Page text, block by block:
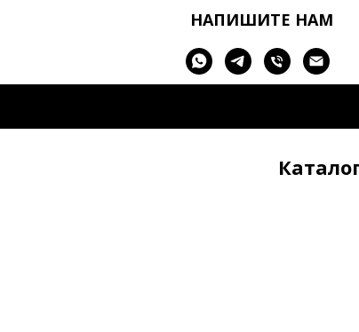
НАПИШИТЕ НАМ